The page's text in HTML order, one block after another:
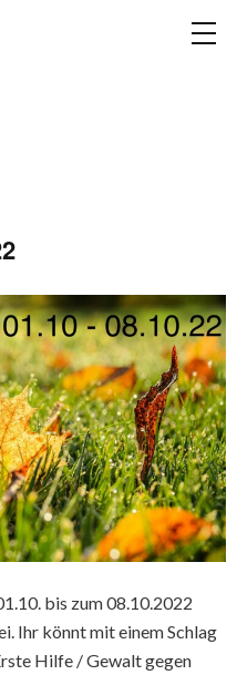
bis zum 08.10.2022
Ihr könnt mit einem Schlag
Hilfe / Gewalt gegen